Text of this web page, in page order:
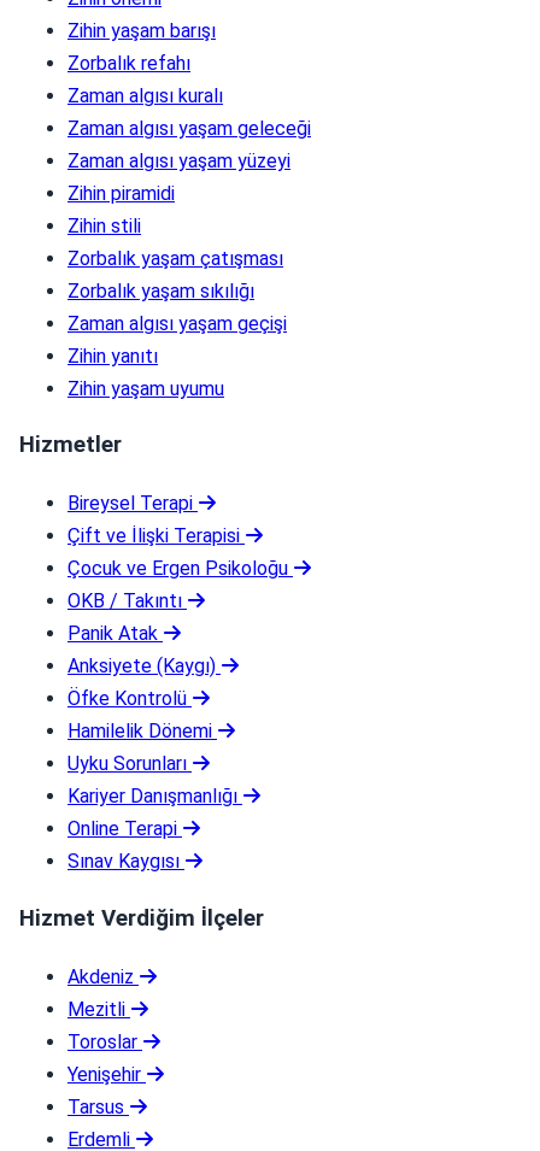
Zihin yaşam barışı
Zorbalık refahı
Zaman algısı kuralı
Zaman algısı yaşam geleceği
Zaman algısı yaşam yüzeyi
Zihin piramidi
Zihin stili
Zorbalık yaşam çatışması
Zorbalık yaşam sıkılığı
Zaman algısı yaşam geçişi
Zihin yanıtı
Zihin yaşam uyumu
Hizmetler
Bireysel Terapi
Çift ve İlişki Terapisi
Çocuk ve Ergen Psikoloğu
OKB / Takıntı
Panik Atak
Anksiyete (Kaygı)
Öfke Kontrolü
Hamilelik Dönemi
Uyku Sorunları
Kariyer Danışmanlığı
Online Terapi
Sınav Kaygısı
Hizmet Verdiğim İlçeler
Akdeniz
Mezitli
Toroslar
Yenişehir
Tarsus
Erdemli